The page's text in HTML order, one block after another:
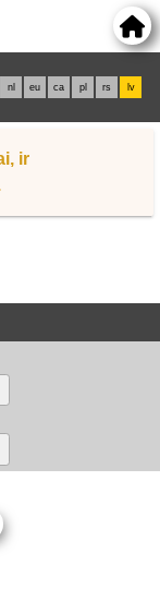
nl eu ca pl rs lv
ir